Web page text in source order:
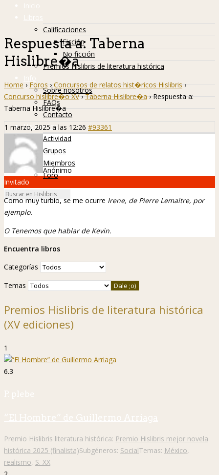
Inicio
Libros
Calificaciones
Ficción
No ficción
Premios Hislibris de literatura histórica
Info
Sobre nosotros
FAQs
Contacto
Hislibreños
Actividad
Grupos
Miembros
Foro
Respuesta a: Taberna
Hislibre�a
Home › Foros › Concursos de relatos hist�ricos Hislibris ›
Concurso hislibre�o XV › Taberna Hislibre�a › Respuesta a:
Taberna Hislibre�a
1 marzo, 2025 a las 12:26 #93361
Anónimo
Invitado
Como muy turbio, se me ocurre Irene, de Pierre Lemaitre, por
ejemplo.
O Tenemos que hablar de Kevin.
Encuentra libros
Categorías
Temas
Premios Hislibris de literatura histórica
(XV ediciones)
1
6.3
P. plebe
“El Hombre” de Guillermo Arriaga
Premio Hislibris literatura histórica: Premio Hislibris mejor novela
histórica 2025 (finalista)Subgéneros: SocialTemas: México,
realismo, S. XX